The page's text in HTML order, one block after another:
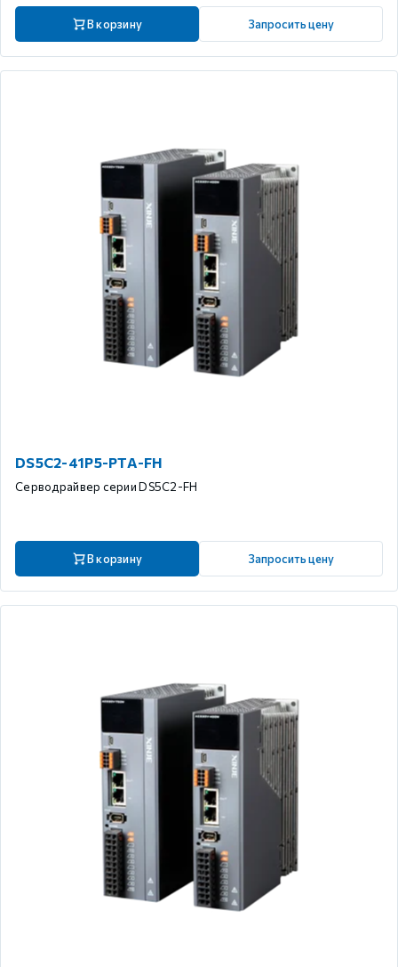
В корзину Запросить цену
DS5C2-41P5-PTA-FH
Серводрайвер серии DS5C2-FH
В корзину Запросить цену